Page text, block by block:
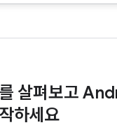
살펴보고
하세요